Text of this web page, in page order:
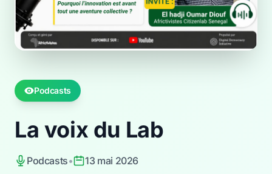
Podcasts
La voix du Lab
Podcasts• 13 mai 2026